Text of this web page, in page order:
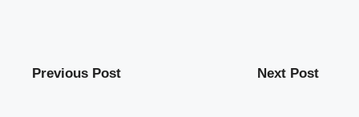
Previous Post Next Post